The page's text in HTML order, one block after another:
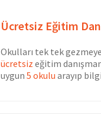
Ücretsiz Eğitim
Okulları tek tek
ücretsiz eğitim
uygun 5 okulu arayıp